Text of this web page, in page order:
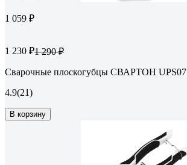
1 059 ₽
1 230 ₽1 290 ₽
Сварочные плоскогубцы СВАРТОН UPS07
4.9(21)
В корзину